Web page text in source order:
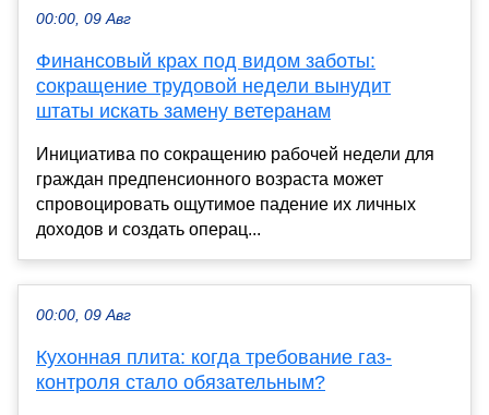
00:00, 09 Авг
Финансовый крах под видом заботы:
сокращение трудовой недели вынудит
штаты искать замену ветеранам
Инициатива по сокращению рабочей недели для
граждан предпенсионного возраста может
спровоцировать ощутимое падение их личных
доходов и создать операц...
00:00, 09 Авг
Кухонная плита: когда требование газ-
контроля стало обязательным?